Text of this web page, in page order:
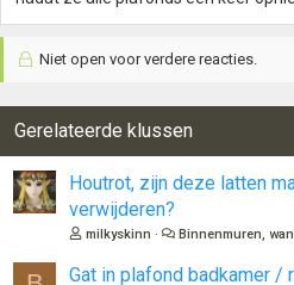
Niet open voor verdere reacties.
Gerelateerde klussen
Houtrot, zijn deze latten
verwijderen?
milkyskinn Binnenmuren,
Gat in plafond badkamer /